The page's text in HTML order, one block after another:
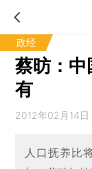
政经
蔡昉：
有
2012年02月14日
人口抚养比